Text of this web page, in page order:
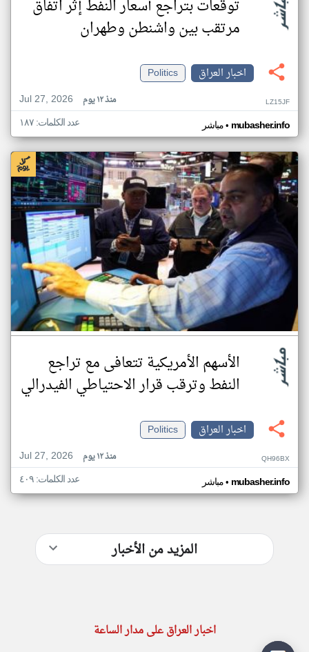
توقعات بتراجع أسعار النفط إثر اتفاق
مرتقب بين واشنطن وطهران
اخبار العراق
Politics
Jul 27, 2026
منذ ١٢ يوم LZ15JF
مباشر• mubasher.info عدد الكلمات: ١٨٧
الأسهم الأمريكية تتعافى مع تراجع
النفط وترقب قرار الاحتياطي الفيدرالي
اخبار العراق
Politics
Jul 27, 2026
منذ ١٢ يوم QH96BX
مباشر• mubasher.info عدد الكلمات: ٤٠٩
المزيد من الأخبار
اخبار العراق على مدار الساعة